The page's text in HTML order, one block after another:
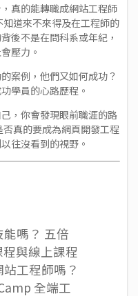
真的能轉職成網站工程師
道來不來得及在工程師的
後不是在問科系或年紀，
壓力。
案例，他們又如何成功？
學員的心路歷程 。
，你會發現眼前職涯的路
真的要成為網頁開發工程
往沒看到的視野。
能嗎？ 五倍
與線上課程
工程師嗎？
全端工